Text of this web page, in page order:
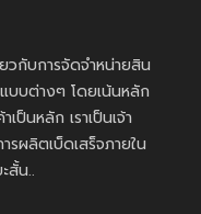
วกับการจัดจำหน่ายสิน
บบต่างๆ โดยเน้นหลัก
ป็นหลัก เราเป็นเจ้า
รผลิตเบ็ดเสร็จภายใน
สั้น..